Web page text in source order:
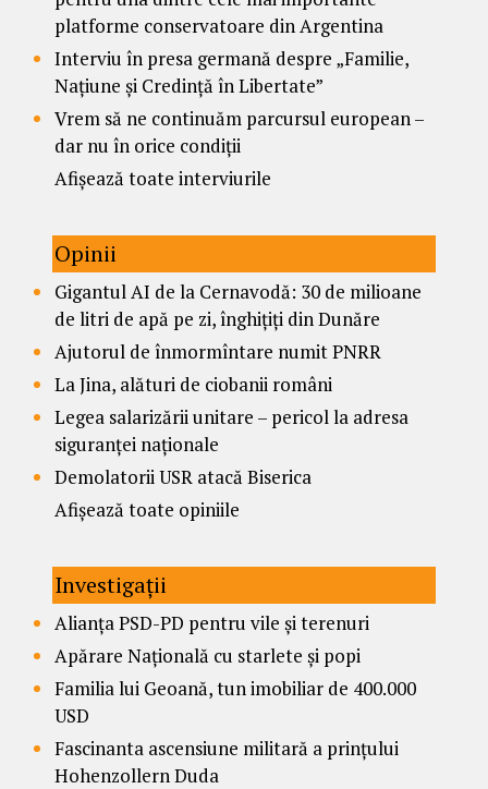
platforme conservatoare din Argentina
Interviu în presa germană despre „Familie,
Națiune și Credință în Libertate”
Vrem să ne continuăm parcursul european –
dar nu în orice condiții
Afișează toate interviurile
Opinii
Gigantul AI de la Cernavodă: 30 de milioane
de litri de apă pe zi, înghițiți din Dunăre
Ajutorul de înmormîntare numit PNRR
La Jina, alături de ciobanii români
Legea salarizării unitare – pericol la adresa
siguranței naționale
Demolatorii USR atacă Biserica
Afișează toate opiniile
Investigații
Alianța PSD-PD pentru vile și terenuri
Apărare Națională cu starlete și popi
Familia lui Geoană, tun imobiliar de 400.000
USD
Fascinanta ascensiune militară a prințului
Hohenzollern Duda